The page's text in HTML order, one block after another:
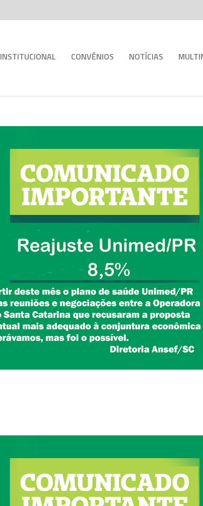
INSTITUCIONAL CONVÊNIOS NOTÍCIAS